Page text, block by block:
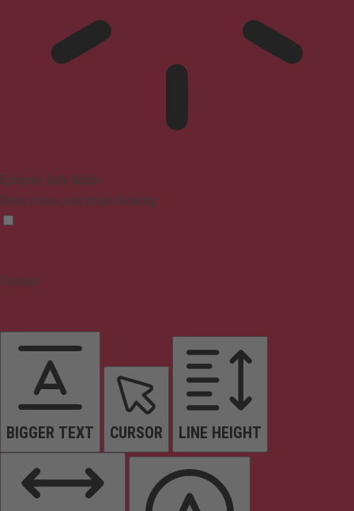
Epilepsy Safe Mode
Dims colors and stops blinking
Content
BIGGER TEXT CURSOR LINE HEIGHT